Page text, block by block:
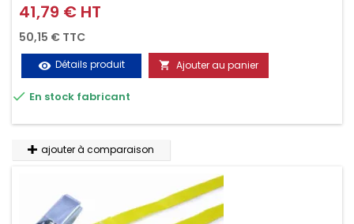
crochet en 2 parties (4.5M + 0.5M / 500daN), simple et rapide
d'utilisation. Permet d'arrimer et de sécuriser vos
chargements pendant le transport. Matière polyester très
résistante aux UV et aux variations de températures,
n'absorbe pas l'eau.
Prix
41,79 € HT
50,15 € TTC
visibility Détails produit  Ajouter au panier
 En stock fabricant
ajouter à comparaison